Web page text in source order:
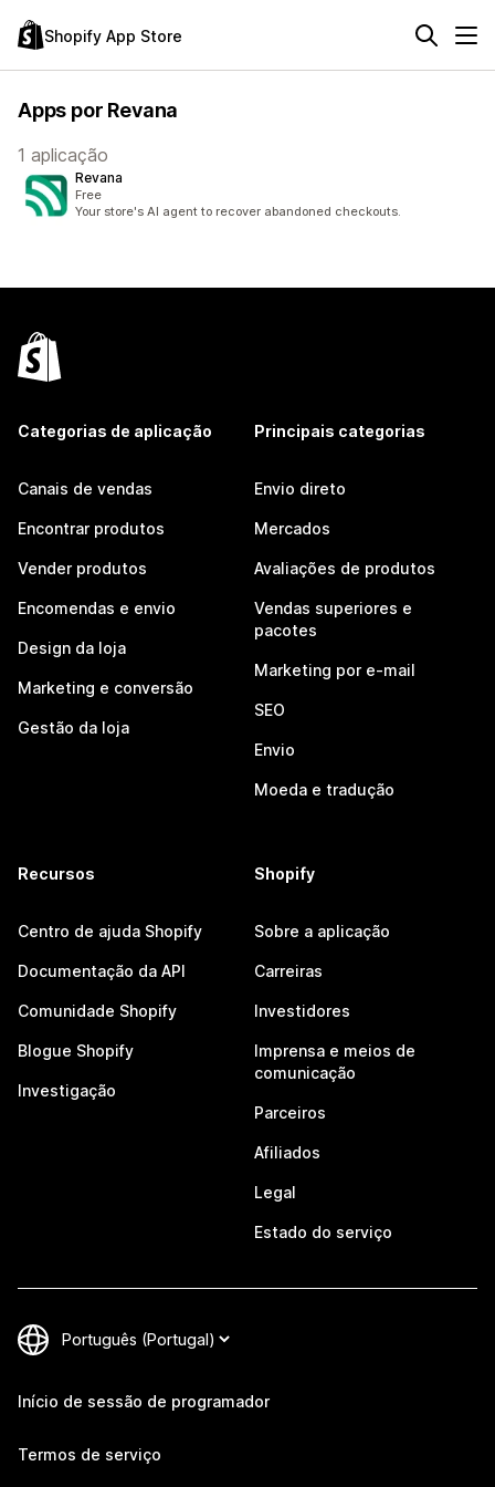
Shopify App Store
Apps por Revana
1 aplicação
Revana
Free
Your store's AI agent to recover abandoned checkouts.
Categorias de aplicação
Canais de vendas
Encontrar produtos
Vender produtos
Encomendas e envio
Design da loja
Marketing e conversão
Gestão da loja
Principais categorias
Envio direto
Mercados
Avaliações de produtos
Vendas superiores e
pacotes
Marketing por e-mail
SEO
Envio
Moeda e tradução
Recursos
Centro de ajuda Shopify
Documentação da API
Comunidade Shopify
Blogue Shopify
Investigação
Shopify
Sobre a aplicação
Carreiras
Investidores
Imprensa e meios de
comunicação
Parceiros
Afiliados
Legal
Estado do serviço
Início de sessão de programador
Termos de serviço